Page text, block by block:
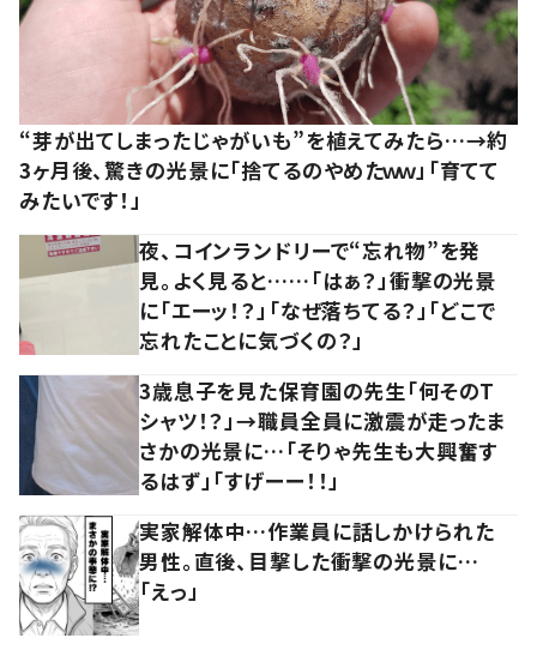
“芽が出てしまったじゃがいも”を植えてみたら…→約
3ヶ月後、驚きの光景に「捨てるのやめたｗｗ」「育てて
みたいです！」
夜、コインランドリーで“忘れ物”を発
見。よく見ると……「はぁ？」衝撃の光景
に「エーッ！？」「なぜ落ちてる？」「どこで
忘れたことに気づくの？」
3歳息子を見た保育園の先生「何そのT
シャツ！？」→職員全員に激震が走ったま
さかの光景に…「そりゃ先生も大興奮す
るはず」「すげーー！！」
実家解体中…作業員に話しかけられた
男性。直後、目撃した衝撃の光景に…
「えっ」